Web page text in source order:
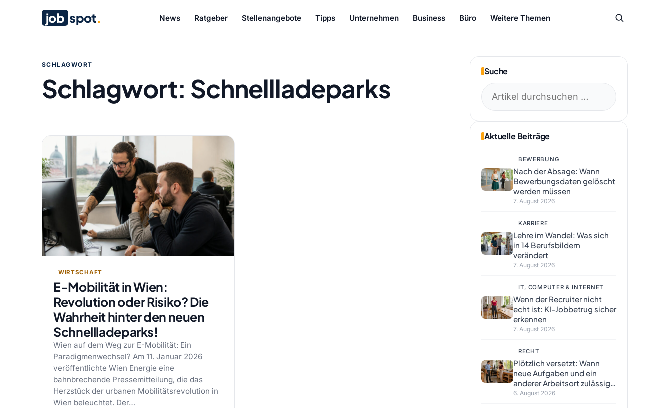
job spot. News Ratgeber Stellenangebote Tipps Unternehmen Business Büro Weitere Themen
SCHLAGWORT
Schlagwort: Schnellladeparks
WIRTSCHAFT
E-Mobilität in Wien:
Revolution oder Risiko? Die
Wahrheit hinter den neuen
Schnellladeparks!
Wien auf dem Weg zur E-Mobilität: Ein
Paradigmenwechsel? Am 11. Januar 2026
veröffentlichte Wien Energie eine
bahnbrechende Pressemitteilung, die das
Herzstück der urbanen Mobilitätsrevolution in
Wien beleuchtet. Der…
Suche
Aktuelle Beiträge
BEWERBUNG
Nach der Absage: Wann
Bewerbungsdaten gelöscht
werden müssen
7. August 2026
KARRIERE
Lehre im Wandel: Was sich
in 14 Berufsbildern
verändert
7. August 2026
IT, COMPUTER & INTERNET
Wenn der Recruiter nicht
echt ist: KI-Jobbetrug sicher
erkennen
7. August 2026
RECHT
Plötzlich versetzt: Wann
neue Aufgaben und ein
anderer Arbeitsort zulässig
sind
6. August 2026